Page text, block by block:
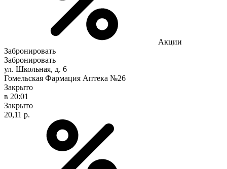
Акции
Забронировать
Забронировать
ул. Школьная, д. 6
Гомельская Фармация Аптека №26
Закрыто
в 20:01
Закрыто
20,11 р.